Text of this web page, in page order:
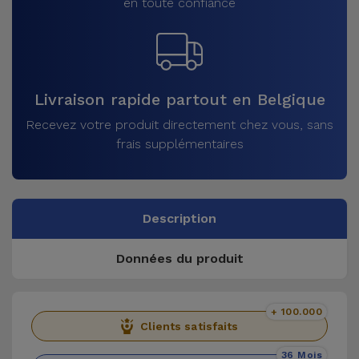
Livraison rapide partout en Belgique
Recevez votre produit directement chez vous, sans
frais supplémentaires
Description
Données du produit
Clients satisfaits
+ 100.000
36 Mois